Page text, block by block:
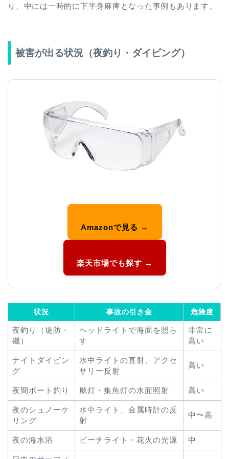
り、中には一時的に下半身麻痺となった事例もあります。
被害が出る状況（夜釣り・ダイビング）
Amazonで見る →
楽天市場でも探す →
状況 事故の引き金 危険度
夜釣り（堤防・
磯）
ヘッドライトで海面を照ら
す
非常に
高い
ナイトダイビン
グ
水中ライトの直射、アクセ
サリー反射
高い
夜間ボート釣り 舷灯・集魚灯の水面照射 高い
夜のシュノーケ
リング
水中ライト、金属時計の反
射
中〜高
夜の海水浴 ビーチライト・花火の光源 中